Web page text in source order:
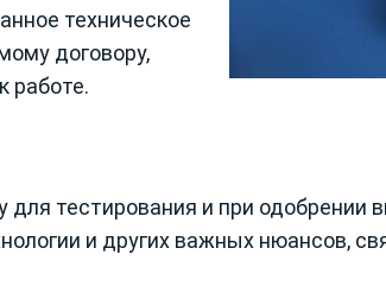
техническое
договору,
работе.
для тестирования и при одобрении
и других важных нюансов,